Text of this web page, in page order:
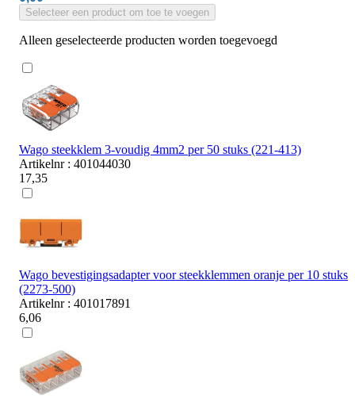
Selecteer een product om toe te voegen
Alleen geselecteerde producten worden toegevoegd
Wago steekklem 3-voudig 4mm2 per 50 stuks (221-413)
Artikelnr : 401044030
17,35
Wago bevestigingsadapter voor steekklemmen oranje per 10 stuks
(2273-500)
Artikelnr : 401017891
6,06